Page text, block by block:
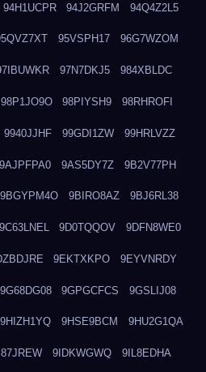
94H1UCPR 94J2GRFM 94Q4Z2L5
95VSPH17 96G7WZOM
97N7DKJ5 984XBLDC
98P1JO9O 98PIYSH9 98RHROFI
9940JJHF 99GDI1ZW 99HRLVZZ
9AJPFPA0 9AS5DY7Z 9B2V77PH
9BGYPM4O 9BIRO8AZ 9BJ6RL38
9C63LNEL 9D0TQQOV 9DFN8WE0
9EKTXKPO 9EYVNRDY
9G68DG08 9GPGCFCS 9GSLIJ08
9HIZH1YQ 9HSE9BCM 9HU2G1QA
9IDKWGWQ 9IL8EDHA